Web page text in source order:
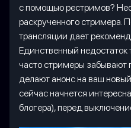
с помощью рестримов?
раскрученного стримера.
трансляции дает
Единственный недостаток
часто стримеры забывают
делают анонс на ваш
сейчас начнется
блогера), перед